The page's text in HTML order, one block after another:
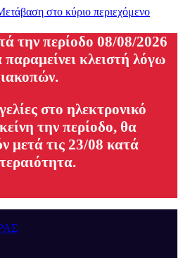
στο κύριο περιεχόμενο
την περίοδο 08/08/2026
κλειστή λόγω
στο ηλεκτρονικό
την περίοδο, θα
μετά τις 23/08 κατά